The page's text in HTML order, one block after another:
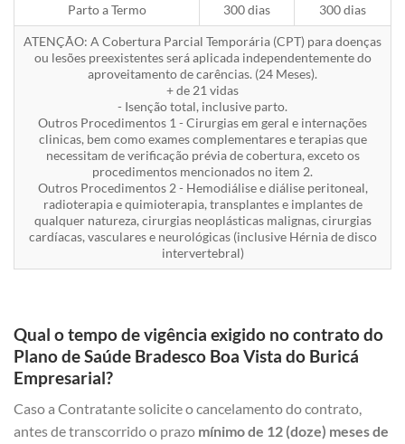
Parto a Termo 300 dias 300 dias
ATENÇÃO: A Cobertura Parcial Temporária (CPT) para doenças
ou lesões preexistentes será aplicada independentemente do
aproveitamento de carências. (24 Meses).
+ de 21 vidas
- Isenção total, inclusive parto.
Outros Procedimentos 1 - Cirurgias em geral e internações
clinicas, bem como exames complementares e terapias que
necessitam de verificação prévia de cobertura, exceto os
procedimentos mencionados no item 2.
Outros Procedimentos 2 - Hemodiálise e diálise peritoneal,
radioterapia e quimioterapia, transplantes e implantes de
qualquer natureza, cirurgias neoplásticas malignas, cirurgias
cardíacas, vasculares e neurológicas (inclusive Hérnia de disco
intervertebral)
Qual o tempo de vigência exigido no contrato do
Plano de Saúde Bradesco Boa Vista do Buricá
Empresarial?
Caso a Contratante solicite o cancelamento do contrato,
antes de transcorrido o prazo mínimo de 12 (doze) meses de